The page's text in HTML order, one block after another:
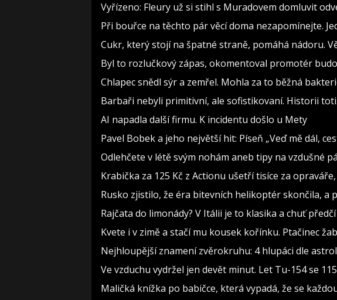
Vyřízeno: Fleury už si stihl s Muradovem domluvit
Při bouřce na těchto pár věcí doma nezapomínejte.
Cukr, který stojí na špatné straně, pomáhá nádoru.
Byl to rozlučkový zápas, okomentoval promotér
Chlapec snědl sýr a zemřel. Mohla za to běžná
Barbaři nebyli primitivní, ale sofistikovaní. Historii
AI napadla další firmu. K incidentu došlo u Mety
Pavel Bobek a jeho největší hit: Píseň „Veď mě dál,
Odlehčete v létě svým nohám aneb tipy na vzdušné
Krabička za 125 Kč z Actionu ušetří tisíce za
Rusko zjistilo, že éra bitevních helikoptér skončila, a
Rajčata do limonády? V Itálii je to klasika a chuť
Kvete i v zimě a stačí mu kousek kořínku. Ptačinec
Nejhloupější znamení zvěrokruhu: 4 hlupáci dle
Ve vzduchu vydržel jen devět minut. Let Tu-154 se
Maličká knížka po babičce, která vypadá, že se